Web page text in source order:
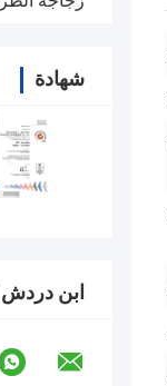
شهادة
ابن دردش